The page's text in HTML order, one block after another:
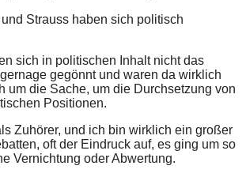
Strauss haben sich politisch
sich in politischen Inhalt nicht das
gegönnt und waren da wirklich
um die Sache, um die Durchsetzung von
Positionen.
Zuhörer, und ich bin wirklich ein großer
oft der Eindruck auf, es ging um so
Vernichtung oder Abwertung.